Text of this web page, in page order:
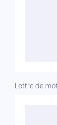
Lettre de